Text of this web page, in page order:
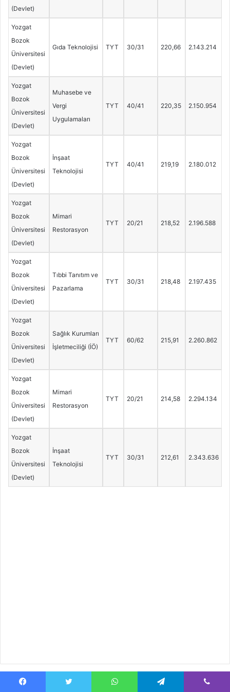
(Devlet)
Yozgat
Bozok
Üniversitesi
(Devlet)
Gıda Teknolojisi TYT 30/31 220,66 2.143.214
Yozgat
Bozok
Üniversitesi
(Devlet)
Muhasebe ve
Vergi
Uygulamaları
TYT 40/41 220,35 2.150.954
Yozgat
Bozok
Üniversitesi
(Devlet)
İnşaat
Teknolojisi
TYT 40/41 219,19 2.180.012
Yozgat
Bozok
Üniversitesi
(Devlet)
Mimari
Restorasyon
TYT 20/21 218,52 2.196.588
Yozgat
Bozok
Üniversitesi
(Devlet)
Tıbbi Tanıtım ve
Pazarlama
TYT 30/31 218,48 2.197.435
Yozgat
Bozok
Üniversitesi
(Devlet)
Sağlık Kurumları
İşletmeciliği (İÖ)
TYT 60/62 215,91 2.260.862
Yozgat
Bozok
Üniversitesi
(Devlet)
Mimari
Restorasyon
TYT 20/21 214,58 2.294.134
Yozgat
Bozok
Üniversitesi
(Devlet)
İnşaat
Teknolojisi
TYT 30/31 212,61 2.343.636
İlgili Makaleler